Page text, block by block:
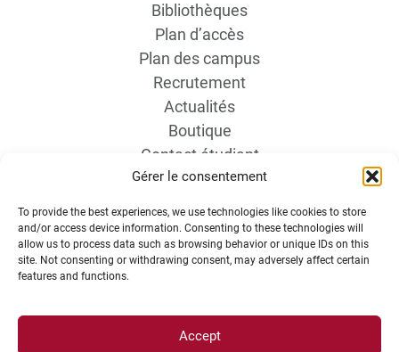
Gérer le consentement
To provide the best experiences, we use technologies like cookies to store
and/or access device information. Consenting to these technologies will
allow us to process data such as browsing behavior or unique IDs on this
site. Not consenting or withdrawing consent, may adversely affect certain
features and functions.
Accept
Bibliothèques
Plan d’accès
Plan des campus
Recrutement
Actualités
Boutique
Contact étudiant